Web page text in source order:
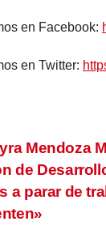
en Facebook:
en Twitter:
Mendoza
de
a parar de